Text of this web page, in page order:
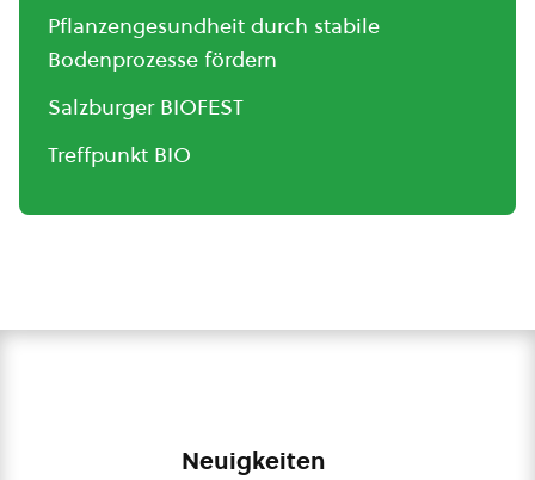
Pflanzengesundheit durch stabile
Bodenprozesse fördern
Salzburger BIOFEST
Treffpunkt BIO
Neuigkeiten